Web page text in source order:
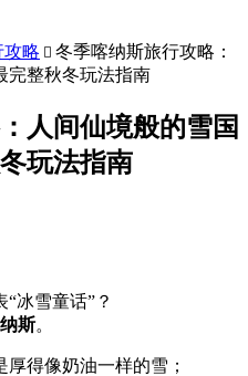
攻略  冬季喀纳斯旅行攻略：
完整秋冬玩法指南
人间仙境般的雪国
玩法指南
冰雪童话”？
斯。
得像奶油一样的雪；